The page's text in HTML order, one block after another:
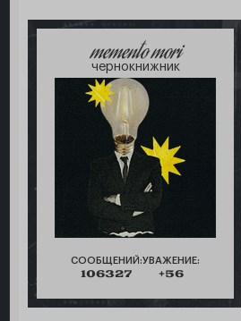
memento mori
чернокнижник
СООБЩЕНИЙ:
106327
УВАЖЕНИЕ:
+56